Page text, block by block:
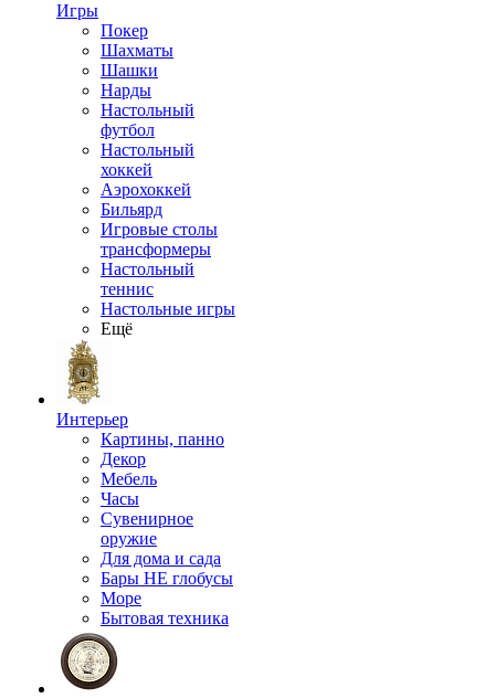
Игры
Покер
Шахматы
Шашки
Нарды
Настольный
футбол
Настольный
хоккей
Аэрохоккей
Бильярд
Игровые столы
трансформеры
Настольный
теннис
Настольные игры
Ещё
Интерьер
Картины, панно
Декор
Мебель
Часы
Сувенирное
оружие
Для дома и сада
Бары НЕ глобусы
Море
Бытовая техника